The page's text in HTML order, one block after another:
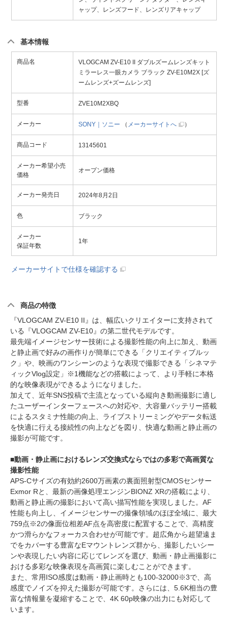
ャップ、レンズフード、レンズリアキャップ
基本情報
商品名
VLOGCAM ZV-E10 II ダブルズームレンズキット
ミラーレス一眼カメラ ブラック ZV-E10M2X [ズ
ームレンズ+ズームレンズ]
型番 ZVE10M2XBQ
メーカー SONY｜ソニー （ メーカーサイトへ ）
商品コード 13145601
メーカー希望小売
価格
オープン価格
メーカー発売日 2024年8月2日
色 ブラック
メーカー
保証年数
1年
メーカーサイトで仕様を確認する
商品の特徴
『VLOGCAM ZV-E10 II』は、幅広いクリエイターに支持されて
いる『VLOGCAM ZV-E10』の第二世代モデルです。
最先端イメージセンサー技術による撮影性能の向上に加え、動画
と静止画で好みの画作りが簡単にできる「クリエイティブルッ
ク」や、映画のワンシーンのような表現で撮影できる「シネマテ
ィックVlog設定」※1機能などの搭載によって、より手軽に本格
的な映像表現ができるようになりました。
加えて、近年SNS投稿で主流となっている縦向き動画撮影に適し
たユーザーインターフェースへの対応や、大容量バッテリー搭載
によるスタミナ性能の向上、ライブストリーミングやデータ転送
を快適に行える接続性の向上などを図り、快適な動画と静止画の
撮影が可能です。
■動画・静止画におけるレンズ交換式ならではの多彩で高画質な
撮影性能
APS-Cサイズの有効約2600万画素の裏面照射型CMOSセンサー
Exmor Rと、最新の画像処理エンジンBIONZ XRの搭載により、
動画と静止画の撮影において高い描写性能を実現しました。AF
性能も向上し、イメージセンサーの撮像領域のほぼ全域に、最大
759点※2の像面位相差AF点を高密度に配置することで、高精度
かつ滑らかなフォーカス合わせが可能です。超広角から超望遠ま
でをカバーする豊富なEマウントレンズ群から、撮影したいシー
ンや表現したい内容に応じてレンズを選び、動画・静止画撮影に
おける多彩な映像表現を高画質に楽しむことができます。
また、常用ISO感度は動画・静止画時とも100-32000※3で、高
感度でノイズを抑えた撮影が可能です。さらには、5.6K相当の豊
富な情報量を凝縮することで、4K 60p映像の出力にも対応して
います。